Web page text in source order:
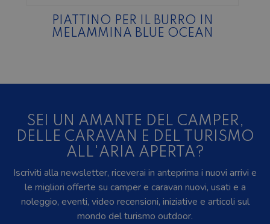
PIATTINO PER IL BURRO IN
MELAMMINA BLUE OCEAN
SEI UN AMANTE DEL CAMPER,
DELLE CARAVAN E DEL TURISMO
ALL'ARIA APERTA?
Iscriviti alla newsletter, riceverai in anteprima i nuovi arrivi e
le migliori offerte su camper e caravan nuovi, usati e a
noleggio, eventi, video recensioni, iniziative e articoli sul
mondo del turismo outdoor.